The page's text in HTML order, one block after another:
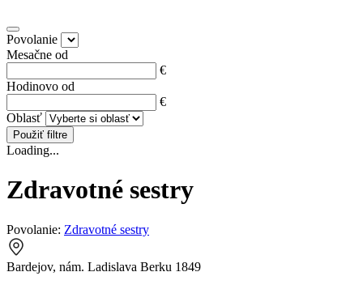
Povolanie
Mesačne od
€
Hodinovo od
€
Oblasť
Použiť filtre
Loading...
Zdravotné sestry
Povolanie: Zdravotné sestry
Bardejov, nám. Ladislava Berku 1849